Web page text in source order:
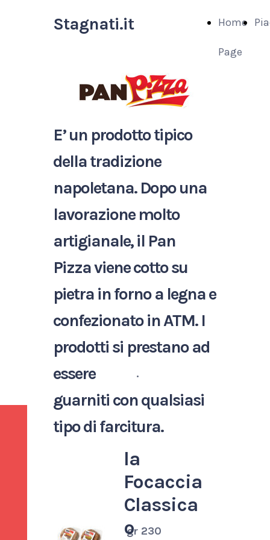
Home
Page
Stagnati.it
E’ un prodotto tipico
della tradizione
napoletana. Dopo una
lavorazione molto
artigianale, il Pan
Pizzaviene cotto su
pietra in forno a legna e
confezionato in ATM. I
prodotti si prestano ad
essere
guarniti con qualsiasi
tipo di farcitura.
.
la
Focaccia
Classica
o
gr 230